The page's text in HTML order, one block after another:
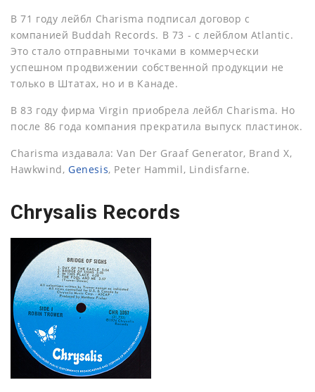
В 71 году лейбл Charisma подписал договор с
компанией Buddah Records. В 73 - с лейблом Atlantic.
Это стало отправными точками в коммерчески
успешном продвижении собственной продукции не
только в Штатах, но и в Канаде.
В 83 году фирма Virgin приобрела лейбл Charisma. Но
после 86 года компания прекратила выпуск пластинок.
Charisma издавала: Van Der Graaf Generator, Brand X,
Hawkwind, Genesis, Peter Hammil, Lindisfarne.
Chrysalis Records